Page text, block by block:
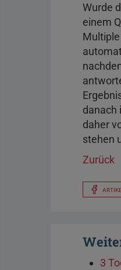
Wurde
einem
danach
daher
stehen
Zurück
3